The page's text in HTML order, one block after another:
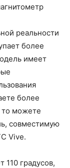
реальности
более
имеет
более
то можете
совместимую
Vive.
110 градусов,